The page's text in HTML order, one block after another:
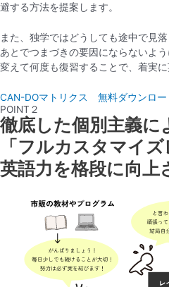
避する方法を提案します。
また、独学ではどうしても途中で見
あとでつまづきの要因にならないよ
変えて何度も復習することで、着実
CAN-DOマトリクス 無料ダウンロー
POINT２
徹底した個別主義に
「フルカスタマイ
英語力を格段に向上